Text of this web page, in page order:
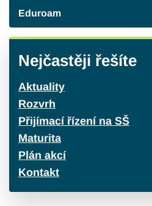
Eduroam
Nejčastěji řešíte
Aktuality
Rozvrh
Přijímací řízení na SŠ
Maturita
Plán akcí
Kontakt